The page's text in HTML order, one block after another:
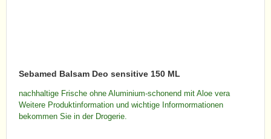
Sebamed Balsam Deo sensitive 150 ML
nachhaltige Frische ohne Aluminium-schonend mit Aloe vera
Weitere Produktinformation und wichtige Informormationen
bekommen Sie in der Drogerie.